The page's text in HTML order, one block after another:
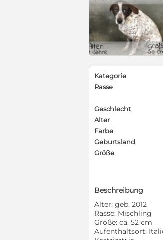
Kategorie
Rasse
Geschlecht
Alter
Farbe
Geburtsland
Größe
Beschreibung
Alter: geb. 2012
Rasse: Mischling
Größe: ca. 52 cm
Aufenthaltsort: